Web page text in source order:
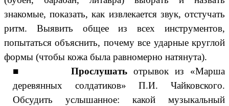
знакомые, показать, как извлекается звук, отстучать
ритм. Выявить общее из всех инструментов,
попытаться объяснить, почему все ударные круглой
формы (чтобы кожа была равномерно натянута).
■ Прослушатьотрывок из «Марша
деревянных солдатиков» П.И. Чайковского.
Обсудить услышанное: какой музыкальный